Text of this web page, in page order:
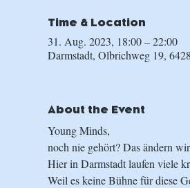
Time & Location
31. Aug. 2023, 18:00 – 22:00
Darmstadt, Olbrichweg 19,
About the Event
Young Minds,
noch nie gehört? Das ändern
Hier in Darmstadt laufen viele
Weil es keine Bühne für diese